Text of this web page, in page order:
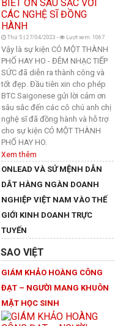
Thứ 5 | 27/04/2023 - Lượt xem: 1067
Vậy là sự kiện CÓ MỘT THÀNH
PHỐ HAY HO - ĐÊM NHẠC TIẾP
SỨC đã diễn ra thành công và
tốt đẹp. Đầu tiên xin cho phép
BTC Saigonese gửi lời cảm ơn
sâu sắc đến các cô chú anh chị
nghệ sĩ đã đồng hành và hỗ trợ
cho sự kiện CÓ MỘT THÀNH
PHỐ HAY HO.
Xem thêm
ONLEAD VÀ SỨ MỆNH DẪN
DẮT HÀNG NGÀN DOANH
NGHIỆP VIỆT NAM VÀO THẾ
GIỚI KINH DOANH TRỰC
TUYẾN
SAO VIỆT
GIÁM KHẢO HOÀNG CÔNG
ĐẠT – NGƯỜI MANG KHUÔN
MẶT HỌC SINH